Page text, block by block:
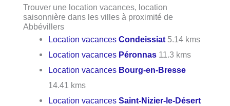
Trouver une location vacances, location
saisonnière dans les villes à proximité de
Abbévillers
Location vacancesCondeissiat 5.14 kms
Location vacances Péronnas 11.3 kms
Location vacances Bourg-en-Bresse
14.41 kms
Location vacancesSaint-Nizier-le-Désert